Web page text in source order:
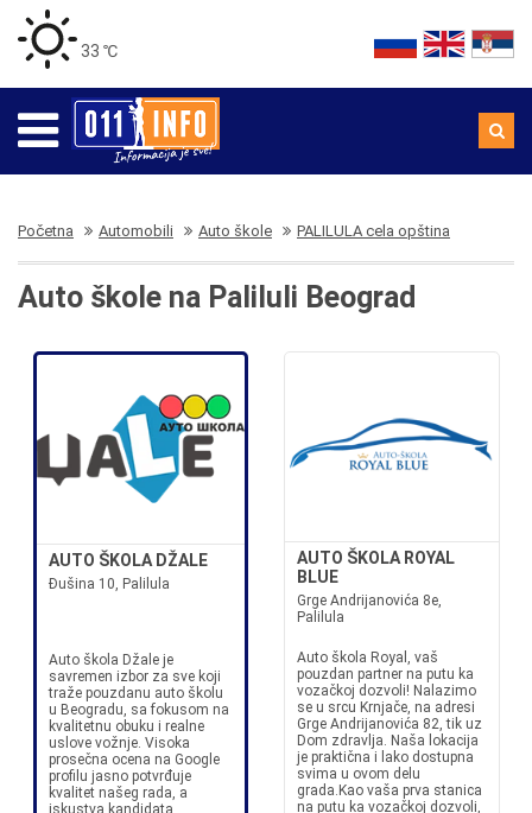
33 ℃
Početna Automobili Auto škole PALILULA cela opština
Auto škole na Paliluli Beograd
AUTO ŠKOLA DŽALE
Đušina 10, Palilula
Auto škola Džale je
savremen izbor za sve koji
traže pouzdanu auto školu
u Beogradu, sa fokusom na
kvalitetnu obuku i realne
uslove vožnje. Visoka
prosečna ocena na Google
profilu jasno potvrđuje
kvalitet našeg rada, a
iskustva kandidata
AUTO ŠKOLA ROYAL
BLUE
Grge Andrijanovića 8e,
Palilula
Auto škola Royal, vaš
pouzdan partner na putu ka
vozačkoj dozvoli! Nalazimo
se u srcu Krnjače, na adresi
Grge Andrijanovića 82, tik uz
Dom zdravlja. Naša lokacija
je praktična i lako dostupna
svima u ovom delu
grada.Kao vaša prva stanica
na putu ka vozačkoj dozvoli,